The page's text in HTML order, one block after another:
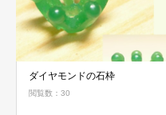
ダイヤモンドの石枠
閲覧数：30